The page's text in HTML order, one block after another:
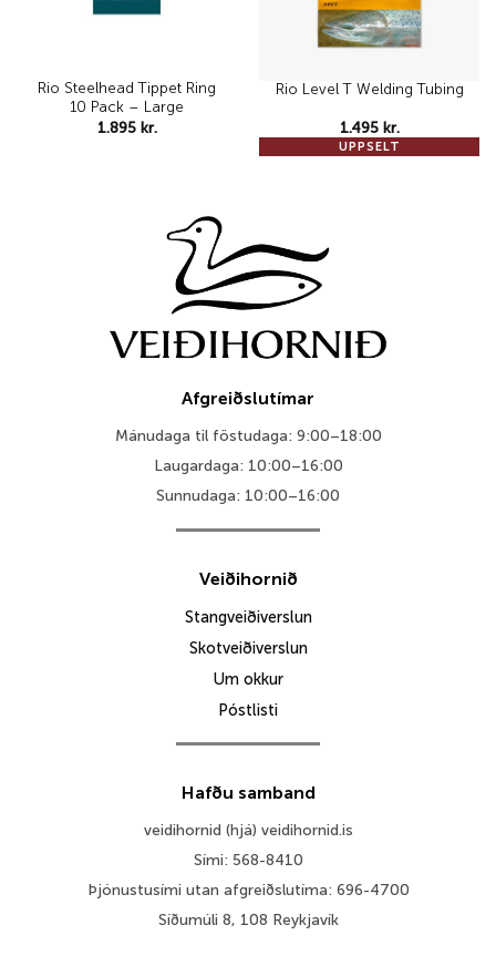
Rio Steelhead Tippet Ring
10 Pack – Large
1.895 kr.
UPPSELT
Rio Level T Welding Tubing
1.495 kr.
Afgreiðslutímar
Mánudaga til föstudaga: 9:00–18:00
Laugardaga: 10:00–16:00
Sunnudaga: 10:00–16:00
Veiðihornið
Stangveiðiverslun
Skotveiðiverslun
Um okkur
Póstlisti
Hafðu samband
veidihornid (hjá) veidihornid.is
Sími: 568-8410
Þjónustusími utan afgreiðslutíma: 696-4700
Síðumúli 8, 108 Reykjavík